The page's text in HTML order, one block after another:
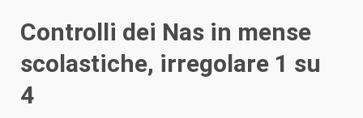
Controlli dei Nas in mense
scolastiche, irregolare 1 su
4